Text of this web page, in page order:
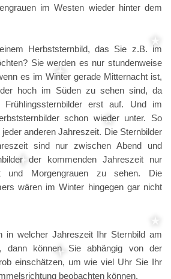
im Westen wieder hinter dem
Herbststernbild, das Sie z.B. im
Sie werden es nur stundenweise
es im Winter gerade Mitternacht ist,
hoch im Süden zu sehen sind, da
erst auf. Und im
schon wieder unter. So
anderen Jahreszeit. Die Sternbilder
sind nur zwischen Abend und
der kommenden Jahreszeit nur
und Morgengrauen zu sehen. Die
wären im Winter hingegen gar nicht
in welcher Jahreszeit Ihr Sternbild am
dann können Sie abhängig von der
einschätzen, um wie viel Uhr Sie Ihr
beobachten können.